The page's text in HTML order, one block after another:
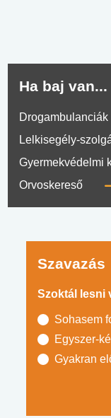
Ha baj van...
Drogambulanciák
Lelkisegély-
Gyermekvédelmi
Orvoskereső
Szavazás
Szoktál lesni
Sohasem
Egyszer-
Gyakran